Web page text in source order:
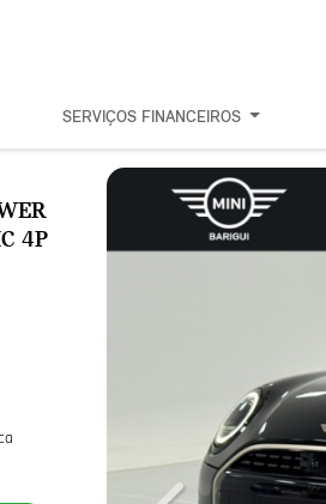
SERVIÇOS FINANCEIROS
4P